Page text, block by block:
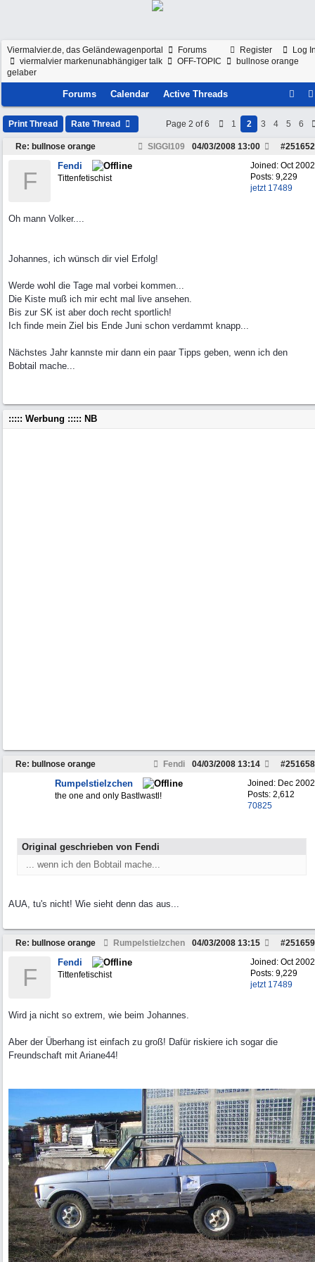
Register Log
Viermalvier.de, das Geländewagenportal
Forums
viermalvier markenunabhängiger talk
OFF-TOPIC
bullnose orange
gelaber
Forums Calendar Active Threads
Print Thread Rate Thread Page 2 of 6 1 2 3 4 5 6
Re: bullnose orange SIGGI109 #251652
04/03/2008 13:00
Joined: Oct 2002
Posts: 9,229
jetzt 17489
F
Fendi
Tittenfetischist
Oh mann Volker....
Johannes, ich wünsch dir viel Erfolg!
Werde wohl die Tage mal vorbei kommen...
Die Kiste muß ich mir echt mal live ansehen.
Bis zur SK ist aber doch recht sportlich!
Ich finde mein Ziel bis Ende Juni schon verdammt knapp...
Nächstes Jahr kannste mir dann ein paar Tipps geben, wenn ich den
Bobtail mache...
::::: Werbung ::::: NB
Re: bullnose orange Fendi #251658
04/03/2008 13:14
Joined: Dec 2002
Posts: 2,612
70825
Rumpelstielzchen
the one and only Bastlwastl!
Original geschrieben von Fendi
... wenn ich den Bobtail mache...
AUA, tu's nicht! Wie sieht denn das aus...
Re: bullnose orange Rumpelstielzchen #251659
04/03/2008 13:15
Joined: Oct 2002
Posts: 9,229
jetzt 17489
F
Fendi
Tittenfetischist
Wird ja nicht so extrem, wie beim Johannes.
Aber der Überhang ist einfach zu groß! Dafür riskiere ich sogar die
Freundschaft mit Ariane44!